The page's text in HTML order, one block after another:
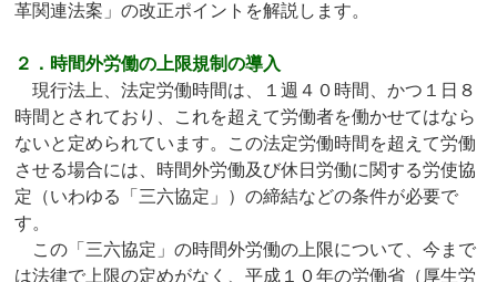
革関連法案」の改正ポイントを解説します。
２．時間外労働の上限規制の導入
現行法上、法定労働時間は、１週４０時間、かつ１日８
時間とされており、これを超えて労働者を働かせてはなら
ないと定められています。この法定労働時間を超えて労働
させる場合には、時間外労働及び休日労働に関する労使協
定（いわゆる「三六協定」）の締結などの条件が必要で
す。
この「三六協定」の時間外労働の上限について、今まで
は法律で上限の定めがなく、平成１０年の労働省（厚生労